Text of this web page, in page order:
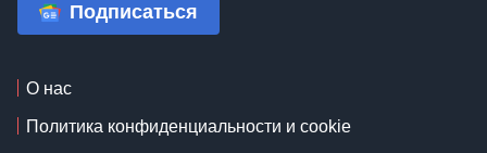
Подписаться
О нас
Политика конфиденциальности и cookie